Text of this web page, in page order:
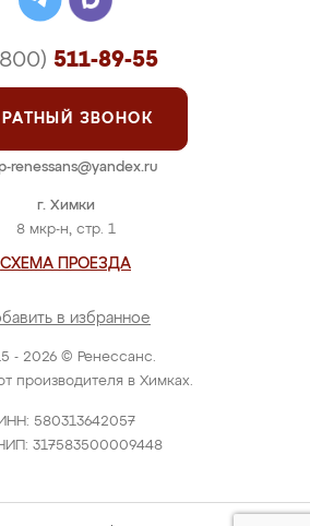
- 2026 © Ренессанс.
производителя в Химках.
ИНН: 580313642057
317583500009448
г. Химки
8 мкр-н, стр. 1
СХЕМА ПРОЕЗДА
в избранное
511-89-55
ЗВОНОК
renessans@yandex.ru